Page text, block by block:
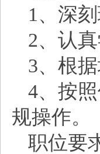
1、深
2、认
3、根
4、按
规操作。
职位要